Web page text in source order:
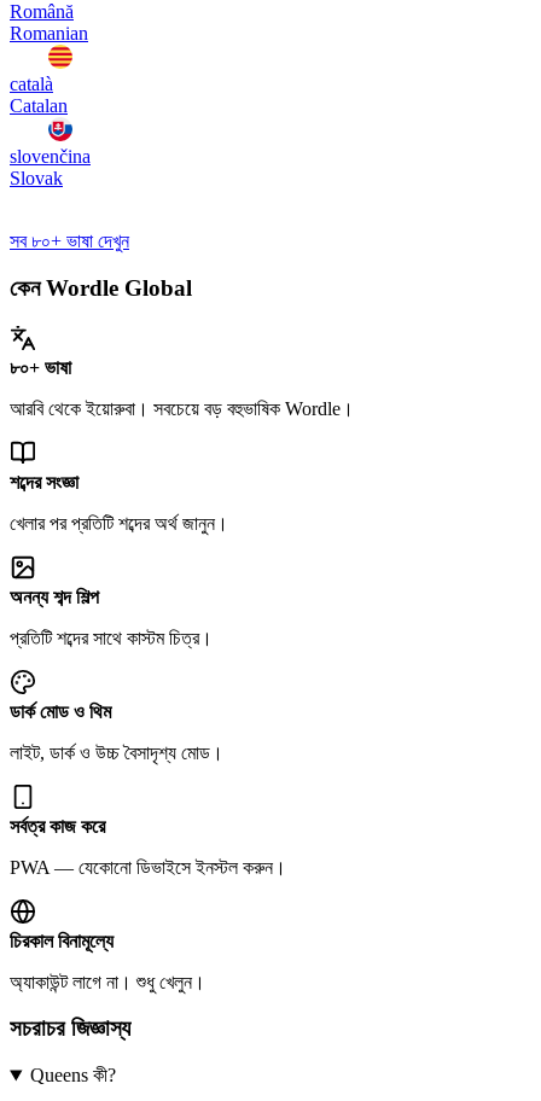
Română
Romanian
català
Catalan
slovenčina
Slovak
সব ৮০+ ভাষা দেখুন
কেন Wordle Global
৮০+ ভাষা
আরবি থেকে ইয়োরুবা। সবচেয়ে বড় বহুভাষিক Wordle।
শব্দের সংজ্ঞা
খেলার পর প্রতিটি শব্দের অর্থ জানুন।
অনন্য শব্দ শিল্প
প্রতিটি শব্দের সাথে কাস্টম চিত্র।
ডার্ক মোড ও থিম
লাইট, ডার্ক ও উচ্চ বৈসাদৃশ্য মোড।
সর্বত্র কাজ করে
PWA — যেকোনো ডিভাইসে ইনস্টল করুন।
চিরকাল বিনামূল্যে
অ্যাকাউন্ট লাগে না। শুধু খেলুন।
সচরাচর জিজ্ঞাস্য
Queens কী?